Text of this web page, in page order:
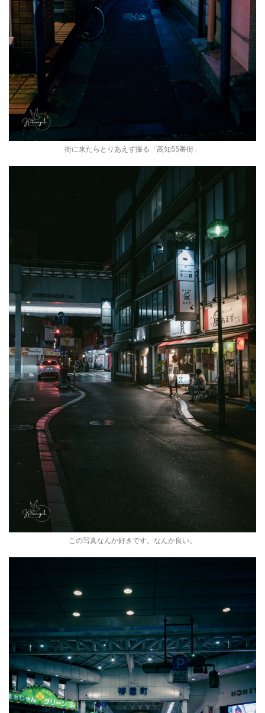
街に来たらとりあえず撮る「高知55番街」
この写真なんか好きです。なんか良い。